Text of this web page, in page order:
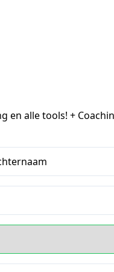
en alle tools! +